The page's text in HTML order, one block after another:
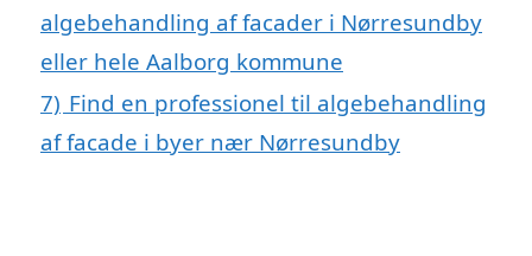
algebehandling af facader i Nørresundby
eller hele Aalborg kommune
7) Find en professionel til algebehandling
af facade i byer nær Nørresundby